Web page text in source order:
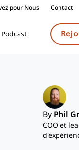
pour Nous Contact
Podcast
By Phil
COO et